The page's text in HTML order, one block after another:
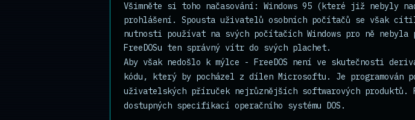
Všimněte si toho načasování: Windows 95 (které již nebyly
prohlášení. Spousta uživatelů osobních počítačů se však
nutnosti používat na svých počítačích Windows pro ně
FreeDOSu ten správný vítr do svých plachet.
Aby však nedošlo k mýlce - FreeDOS není ve skutečnosti
kódu, který by pocházel z dílen Microsoftu. Je programován
uživatelských příruček nejrůznějších softwarových produktů.
dostupných specifikací operačního systému DOS.